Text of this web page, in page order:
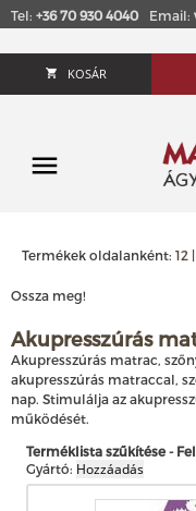
Tel: +36 70 930 4040 Email:
KOSÁR
Termékek oldalanként: 12 |
Ossza meg!
Akupresszúrás
Akupresszúrás matrac,
akupresszúrás matraccal,
nap. Stimulálja az
működését.
Terméklista szűkítése -
Gyártó: